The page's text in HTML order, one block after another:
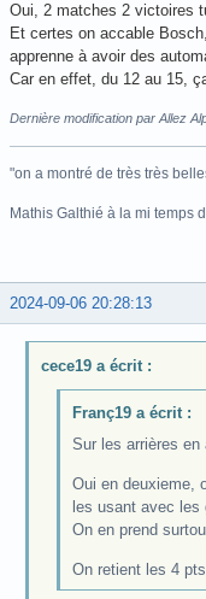
Oui, 2 matches 2 victoires
Et certes on accable
apprenne à avoir des
Car en effet, du 12 au 15,
Dernière modification par Allez
"on a montré de très très
Mathis Galthié à la mi temps
2024-09-06 20:28:13
cece19 a écrit :
Franç19 a écrit :
Sur les arrières
Oui en deuxieme,
les usant avec
On en prend
On retient les 4